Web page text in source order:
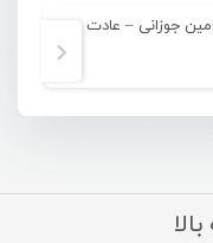
امین جوزانی – عادت